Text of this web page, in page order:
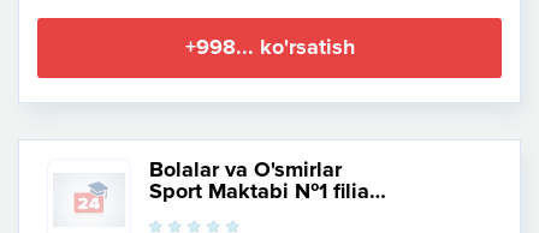
+998... ko'rsatish
Bolalar va O'smirlar
Sport Maktabi №1 filial